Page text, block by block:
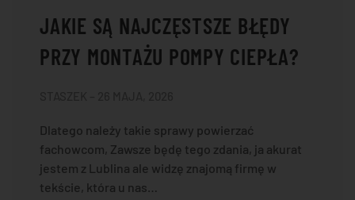
JAKIE SĄ NAJCZĘSTSZE BŁĘDY
PRZY MONTAŻU POMPY CIEPŁA?
Dlatego należy takie sprawy powierzać
fachowcom, Zawsze będę tego zdania, ja akurat
jestem z Lublina ale widzę znajomą firmę w
tekście, która u nas…